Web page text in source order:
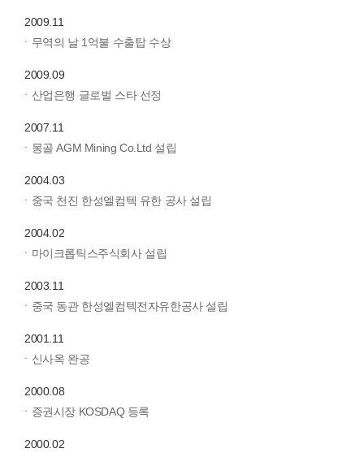
2009.11
ㆍ무역의 날 1억불 수출탑 수상
2009.09
ㆍ산업은행 글로벌 스타 선정
2007.11
ㆍ몽골 AGM Mining Co.Ltd 설립
2004.03
ㆍ중국 천진 한성엘컴텍 유한 공사 설립
2004.02
ㆍ마이크롭틱스주식회사 설립
2003.11
ㆍ중국 동관 한성엘컴텍전자유한공사 설립
2001.11
ㆍ신사옥 완공
2000.08
ㆍ증권시장 KOSDAQ 등록
2000.02